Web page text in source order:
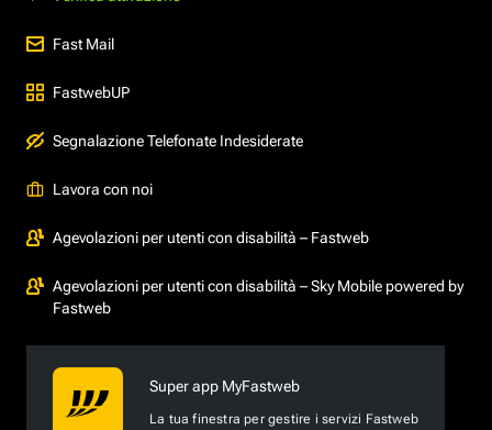
Fast Mail
FastwebUP
Segnalazione Telefonate Indesiderate
Lavora con noi
Agevolazioni per utenti con disabilità – Fastweb
Agevolazioni per utenti con disabilità – Sky Mobile powered by
Fastweb
Super app MyFastweb
La tua finestra per gestire i servizi Fastweb